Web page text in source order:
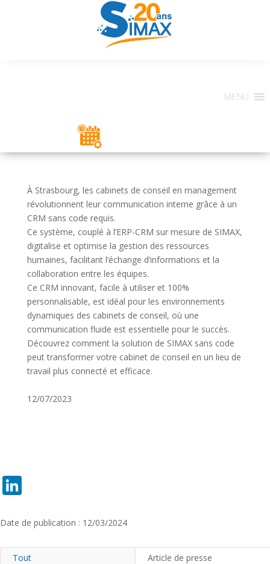
MENU
À Strasbourg, les cabinets de conseil en management
révolutionnent leur communication interne grâce à un
CRM sans code requis.
Ce système, couplé à l’ERP-CRM sur mesure de SIMAX,
digitalise et optimise la gestion des ressources
humaines, facilitant l’échange d’informations et la
collaboration entre les équipes.
Ce CRM innovant, facile à utiliser et 100%
personnalisable, est idéal pour les environnements
dynamiques des cabinets de conseil, où une
communication fluide est essentielle pour le succès.
Découvrez comment la solution de SIMAX sans code
peut transformer votre cabinet de conseil en un lieu de
travail plus connecté et efficace.
12/07/2023
Date de publication : 12/03/2024
Tout
Article de presse